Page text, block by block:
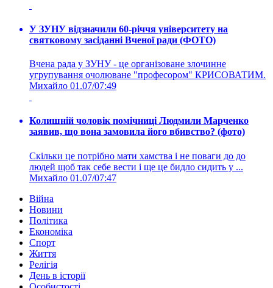
У ЗУНУ відзначили 60-річчя університету на
святковому засіданні Вченої ради (ФОТО)
Вчена рада у ЗУНУ - це організоване злочинне
угрупування очолюване "професором" КРИСОВАТИМ.
Михайло 01.07/07:49
Колишній чоловік помічниці Людмили Марченко
заявив, що вона замовила його вбивство? (фото)
Скільки це потрібно мати хамства і не поваги до до
людей щоб так себе вести і ще це бидло сидить у ...
Михайло 01.07/07:47
Війна
Новини
Політика
Економіка
Спорт
Життя
Релігія
День в історії